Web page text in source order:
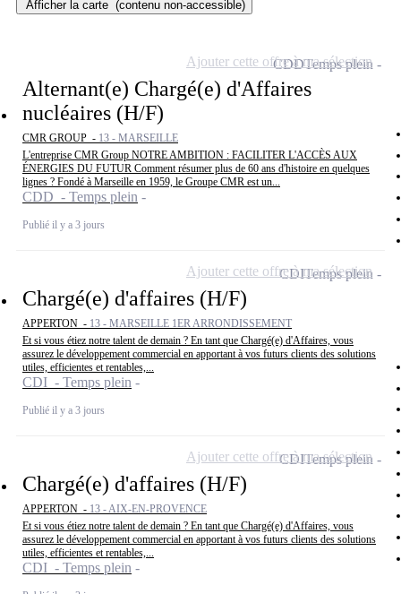
Afficher la carte (contenu non-accessible)
Alternant(e) Chargé(e) d'Affaires
nucléaires (H/F)
CMR GROUP - 13 - MARSEILLE
L'entreprise CMR Group NOTRE AMBITION : FACILITER L'ACCÈS AUX
ÉNERGIES DU FUTUR Comment résumer plus de 60 ans d'histoire en quelques
lignes ? Fondé à Marseille en 1959, le Groupe CMR est un...
CDD - Temps plein
Publié il y a 3 jours
CDDTemps plein
Ajouter cette offre à ma sélection
Chargé(e) d'affaires (H/F)
APPERTON - 13 - MARSEILLE 1ER ARRONDISSEMENT
Et si vous étiez notre talent de demain ? En tant que Chargé(e) d'Affaires, vous
assurez le développement commercial en apportant à vos futurs clients des solutions
utiles, efficientes et rentables,...
CDI - Temps plein
Publié il y a 3 jours
CDITemps plein
Ajouter cette offre à ma sélection
Chargé(e) d'affaires (H/F)
APPERTON - 13 - AIX-EN-PROVENCE
Et si vous étiez notre talent de demain ? En tant que Chargé(e) d'Affaires, vous
assurez le développement commercial en apportant à vos futurs clients des solutions
utiles, efficientes et rentables,...
CDI - Temps plein
CDITemps plein
Ajouter cette offre à ma sélection